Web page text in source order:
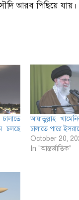
আরব পিছিয়ে যায়।
চলছে
আয়াতুল্লাহ
চালাতে পারে
October 20,
In "আন্তর্জাতিক"